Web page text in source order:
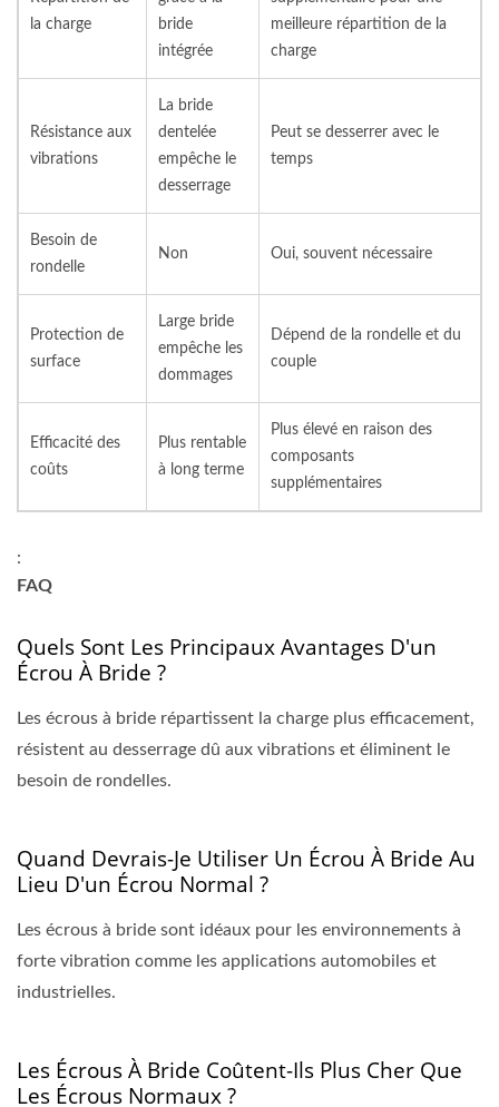
la charge
bride
intégrée
meilleure répartition de la
charge
Résistance aux
vibrations
La bride
dentelée
empêche le
desserrage
Peut se desserrer avec le
temps
Besoin de
rondelle
Non Oui, souvent nécessaire
Protection de
surface
Large bride
empêche les
dommages
Dépend de la rondelle et du
couple
Efficacité des
coûts
Plus rentable
à long terme
Plus élevé en raison des
composants
supplémentaires
:
FAQ
Quels Sont Les Principaux Avantages D'un
Écrou À Bride ?
Les écrous à bride répartissent la charge plus efficacement,
résistent au desserrage dû aux vibrations et éliminent le
besoin de rondelles.
Quand Devrais-Je Utiliser Un Écrou À Bride Au
Lieu D'un Écrou Normal ?
Les écrous à bride sont idéaux pour les environnements à
forte vibration comme les applications automobiles et
industrielles.
Les Écrous À Bride Coûtent-Ils Plus Cher Que
Les Écrous Normaux ?